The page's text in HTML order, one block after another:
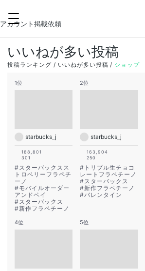
アカウント掲載依頼
いいねが多い投稿
7
8 9 10
14
15 16
21
22 23 24
28
2 3
15
16 17 18
投稿ランキング いいねが多い投稿 ショップ
1位
starbucks_j
188,801
301
#スターバックスス
トロベリーフラペチ
ーノ
#モバイルオーダー
アンドペイ
#スターバックス
#新作フラペチーノ
2位
starbucks_j
163,904
250
# トリプル生チョコ
レートフラペチーノ
#スターバックス
#新作フラペチーノ
#バレンタイン
4位 5位